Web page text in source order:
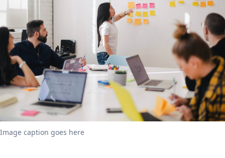
Image caption goes here